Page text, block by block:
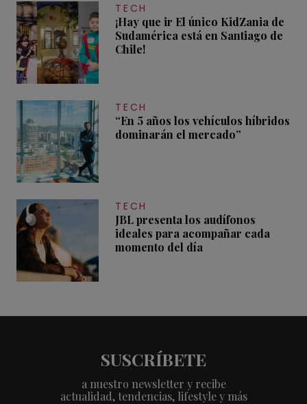
TECH
¡Hay que ir El único KidZania de
Sudamérica está en Santiago de
Chile!
TECH
“En 5 años los vehículos híbridos
dominarán el mercado”
TECH
JBL presenta los audífonos
ideales para acompañar cada
momento del día
SUSCRÍBETE
a nuestro newsletter y recibe
actualidad, tendencias, lifestyle y más